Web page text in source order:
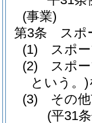
(事業)
第3条
スポ
(1)
スポ
(2)
スポ
という。)
(3)
その
(平31